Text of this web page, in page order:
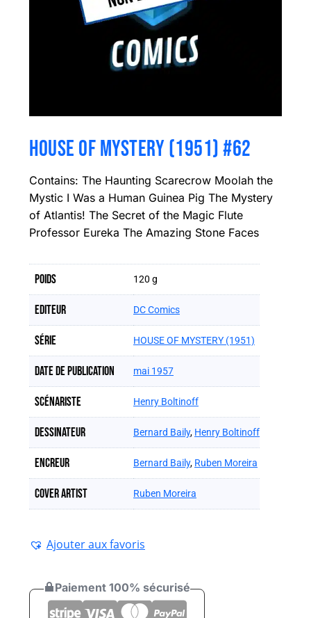
HOUSE OF MYSTERY (1951) #62
Contains: The Haunting Scarecrow Moolah the
Mystic I Was a Human Guinea Pig The Mystery
of Atlantis! The Secret of the Magic Flute
Professor Eureka The Amazing Stone Faces
Poids 120 g
Editeur DC Comics
Série HOUSE OF MYSTERY (1951)
Date de publication mai 1957
Scénariste Henry Boltinoff
Dessinateur Bernard Baily, Henry Boltinoff
Encreur Bernard Baily, Ruben Moreira
Cover artist Ruben Moreira
Ajouter aux favoris
Paiement 100% sécurisé